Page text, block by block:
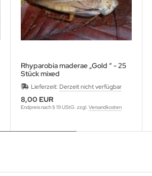
Rhyparobia maderae „Gold “ - 25
Stück mixed
Lieferzeit: Derzeit nicht verfügbar
8,00 EUR
Endpreis nach § 19 UStG. zzgl. Versandkosten